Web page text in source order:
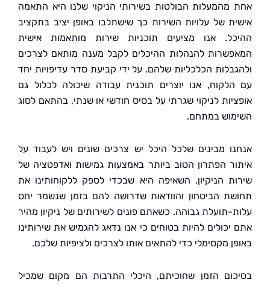
הבולטות בשירותי הניקוי שלנו היא התאמה
של עלויות השירות כך שישתלבו באופן יציב בתקציב
אנו מציעים תוכניות שירות מותאמות אישית
להנהלות ההיכלים לקבל מענה מותאם לצרכים
הכלכליות שלהם. על ידי קביעת סדר עדיפויות יחד
אנו יוצרים תוכנית עבודה שיכולה לכלול גם
לניקוי שגרתי על בסיס חודשי או שנתי, בהתאם לסוג
במתחם.
מבינים שלכל היכל יש צרכים שונים ויש לעבוד על
הפתרון הטוב ביותר באמצעות גמישות ואדפטציה של
הניקיון. השאיפה היא שבכדי לספק ללקוחותינו את
הביטחון והוודאות שדרושה להם בזמן שנשמר יחס
תועלת גבוהה. כשאתם פונים לשירותים של ניקיון מהיר
להיות בטוחים כי אנו נדאג להגמיש את שירותינו
מקסימלי כדי להתאים אותו לצרכים ולציפיות שלכם.
הזמן שחוכיתם, היכלי התרבות הם מקום שמכיל